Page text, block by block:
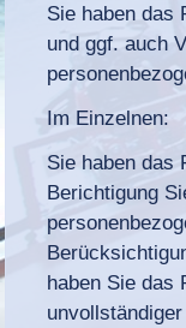
Sie haben das
und ggf. auch
Im Einzelnen:
Sie haben das
Berichtigung
haben Sie das